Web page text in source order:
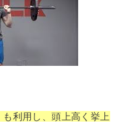
も利用し、頭上高く挙上